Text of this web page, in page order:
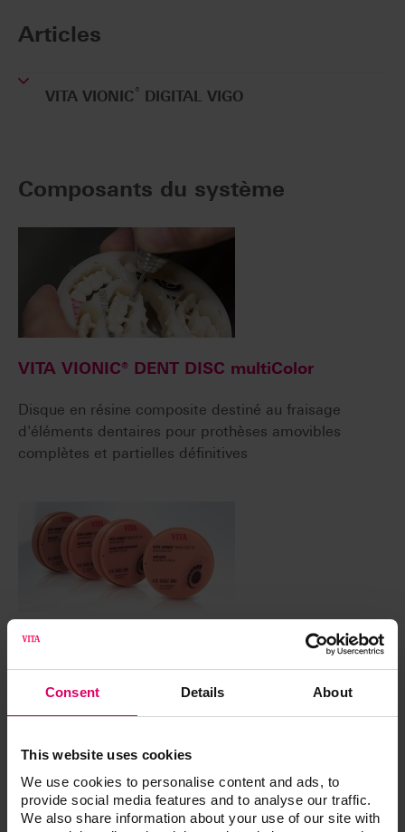
Consent Details About
This website uses cookies
We use cookies to personalise content and ads, to
provide social media features and to analyse our traffic.
We also share information about your use of our site with
Articles
VITA VIONIC® DIGITAL VIGO
Composants du système
VITA VIONIC® DENT DISC multiColor
Disque en résine composite destiné au fraisage
d'éléments dentaires pour prothèses amovibles
complètes et partielles définitives
VITA VIONIC® BASE DISC HI
Disque en PMMA haut de gamme pour la